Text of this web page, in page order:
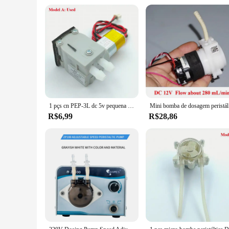
1 pçs cn PEP-3L dc 5v pequena mini bomba peristáltica dosagem micro auto-escorvamento sucção bomba líquida controle de fluxo
R$6,99 R$28,86